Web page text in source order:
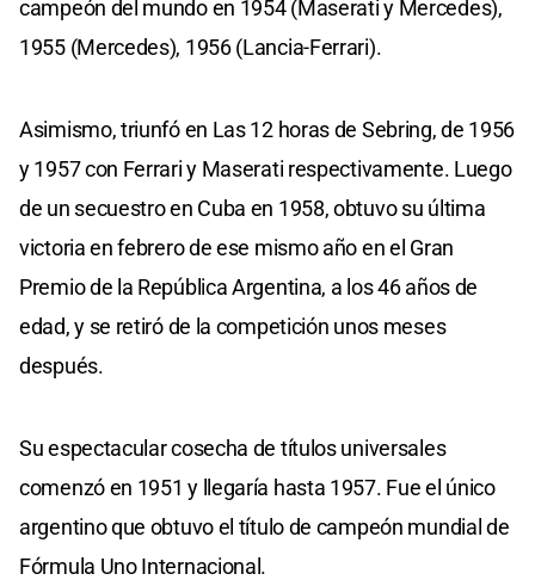
campeón del mundo en 1954 (Maserati y Mercedes),
1955 (Mercedes), 1956 (Lancia-Ferrari).
Asimismo, triunfó en Las 12 horas de Sebring, de 1956
y 1957 con Ferrari y Maserati respectivamente. Luego
de un secuestro en Cuba en 1958, obtuvo su última
victoria en febrero de ese mismo año en el Gran
Premio de la República Argentina, a los 46 años de
edad, y se retiró de la competición unos meses
después.
Su espectacular cosecha de títulos universales
comenzó en 1951 y llegaría hasta 1957. Fue el único
argentino que obtuvo el título de campeón mundial de
Fórmula Uno Internacional.